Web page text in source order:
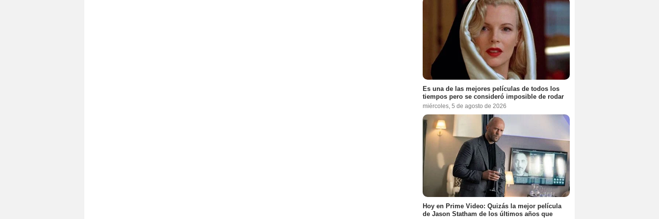
Es una de las mejores películas de todos los
tiempos pero se consideró imposible de rodar
miércoles, 5 de agosto de 2026
Hoy en Prime Video: Quizás la mejor película
de Jason Statham de los últimos años que